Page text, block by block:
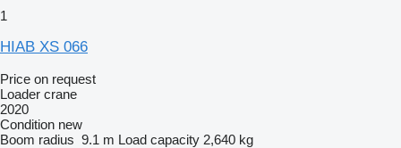
1
HIAB XS 066
Price on request
Loader crane
2020
Condition new
Boom radius 9.1 m Load capacity 2,640 kg